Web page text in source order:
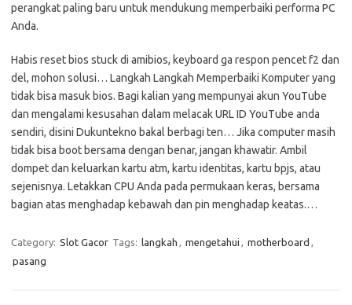
perangkat paling baru untuk mendukung memperbaiki performa PC
Anda.
Habis reset bios stuck di amibios, keyboard ga respon pencet f2 dan
del, mohon solusi… Langkah Langkah Memperbaiki Komputer yang
tidak bisa masuk bios. Bagi kalian yang mempunyai akun YouTube
dan mengalami kesusahan dalam melacak URL ID YouTube anda
sendiri, disini Dukuntekno bakal berbagi ten… Jika computer masih
tidak bisa boot bersama dengan benar, jangan khawatir. Ambil
dompet dan keluarkan kartu atm, kartu identitas, kartu bpjs, atau
sejenisnya. Letakkan CPU Anda pada permukaan keras, bersama
bagian atas menghadap kebawah dan pin menghadap keatas.…
Category: Slot Gacor Tags: langkah mengetahui motherboard
pasang